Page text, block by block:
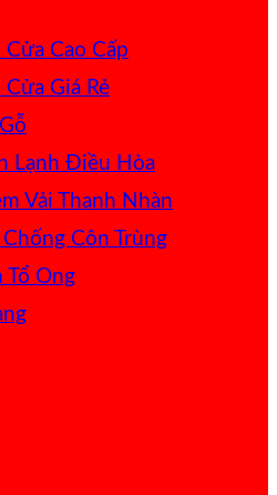
Cửa Cao Cấp
Cửa Giá Rẻ
Lạnh Điều Hòa
Vải Thanh Nhàn
Côn Trùng
Tổ Ong